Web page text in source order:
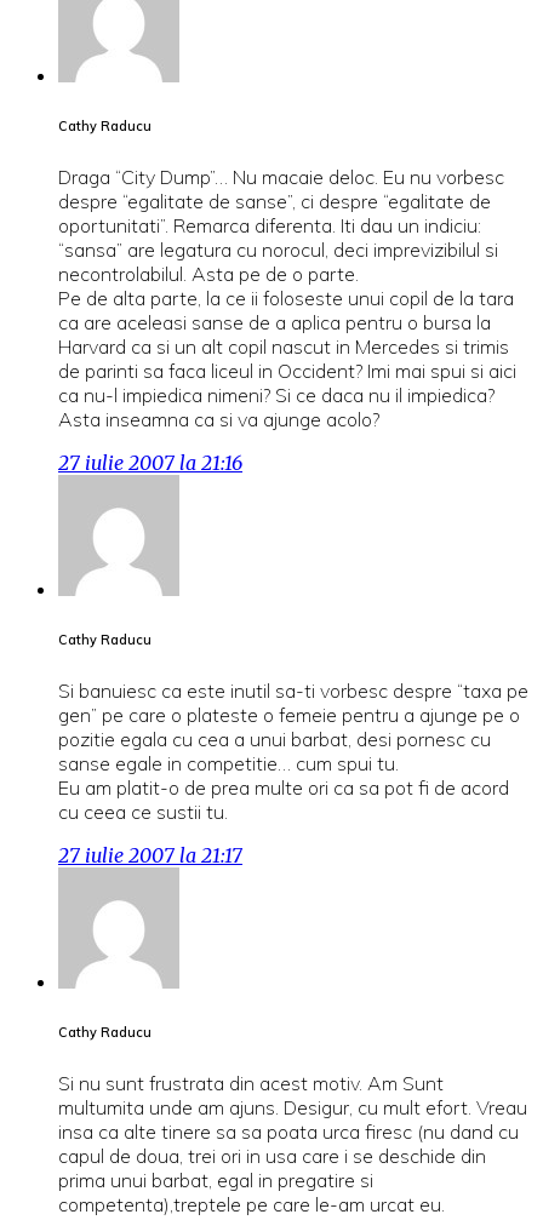
Cathy Raducu
Draga “City Dump”… Nu macaie deloc. Eu nu vorbesc
despre “egalitate de sanse”, ci despre “egalitate de
oportunitati”. Remarca diferenta. Iti dau un indiciu:
“sansa” are legatura cu norocul, deci imprevizibilul si
necontrolabilul. Asta pe de o parte.
Pe de alta parte, la ce ii foloseste unui copil de la tara
ca are aceleasi sanse de a aplica pentru o bursa la
Harvard ca si un alt copil nascut in Mercedes si trimis
de parinti sa faca liceul in Occident? Imi mai spui si aici
ca nu-l impiedica nimeni? Si ce daca nu il impiedica?
Asta inseamna ca si va ajunge acolo?
27 iulie 2007 la 21:16
Cathy Raducu
Si banuiesc ca este inutil sa-ti vorbesc despre “taxa pe
gen” pe care o plateste o femeie pentru a ajunge pe o
pozitie egala cu cea a unui barbat, desi pornesc cu
sanse egale in competitie… cum spui tu.
Eu am platit-o de prea multe ori ca sa pot fi de acord
cu ceea ce sustii tu.
27 iulie 2007 la 21:17
Cathy Raducu
Si nu sunt frustrata din acest motiv. Am Sunt
multumita unde am ajuns. Desigur, cu mult efort. Vreau
insa ca alte tinere sa sa poata urca firesc (nu dand cu
capul de doua, trei ori in usa care i se deschide din
prima unui barbat, egal in pregatire si
competenta),treptele pe care le-am urcat eu.